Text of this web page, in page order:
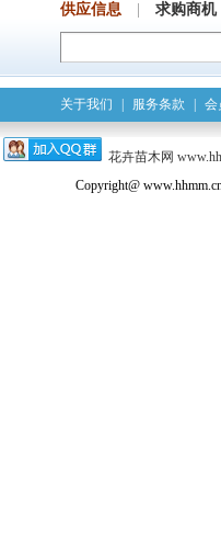
供应信息 求购商机
关于我们 服务条款 会
花卉苗木网
Copyright@